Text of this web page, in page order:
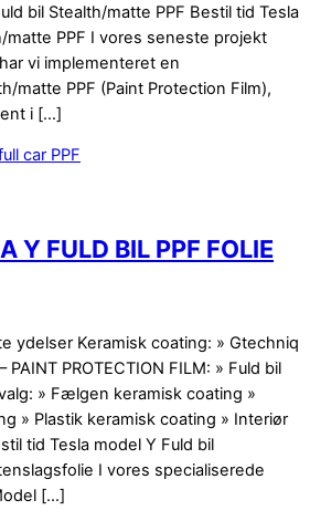
bil Stealth/matte PPF Bestil tid Tesla
matte PPF I vores seneste projekt
vi implementeret en
matte PPF (Paint Protection Film),
i […]
Y FULD BIL PPF FOLIE
ydelser Keramisk coating: » Gtechniq
PROTECTION FILM: » Fuld bil
» Fælgen keramisk coating »
» Plastik keramisk coating » Interiør
tid Tesla model Y Fuld bil
I vores specialiserede
[…]